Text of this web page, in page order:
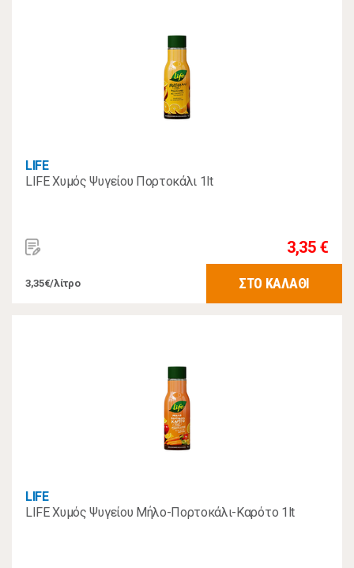
LIFE
LIFE Χυμός Ψυγείου Πορτοκάλι 1lt
3,35 €
3,35€/λίτρο ΣΤΟ ΚΑΛΑΘΙ
LIFE
LIFE Χυμός Ψυγείου Μήλο-Πορτοκάλι-Καρότο 1lt